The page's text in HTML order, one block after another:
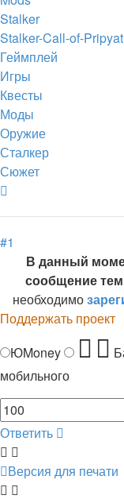
Stalker
Stalker-Call-of-Pripyat
Геймплей
Игры
Квесты
Моды
Оружие
Сталкер
Сюжет
#1
В данный
сообщение
необходимо
Поддержать проект
ЮMoney
мобильного
Ответить
Версия для печати